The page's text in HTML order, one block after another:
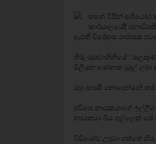
තමන් විසින් අභියෝග
කාර්යාලයේදී
ඇමති විජේදාස රාජපක්‍ෂ
හිරු රූපවාහිනියේ ‘
මිලියන ගණනක මුදල් ලබා
ඔහු සාක්‍ෂි නොදෙන්නේ
ජවිපෙ නායකයාගේ
නායකයා බිය ගුල්ලෙක් සේ
වීඩියෝව උපුටා ගත්තේ හිරු